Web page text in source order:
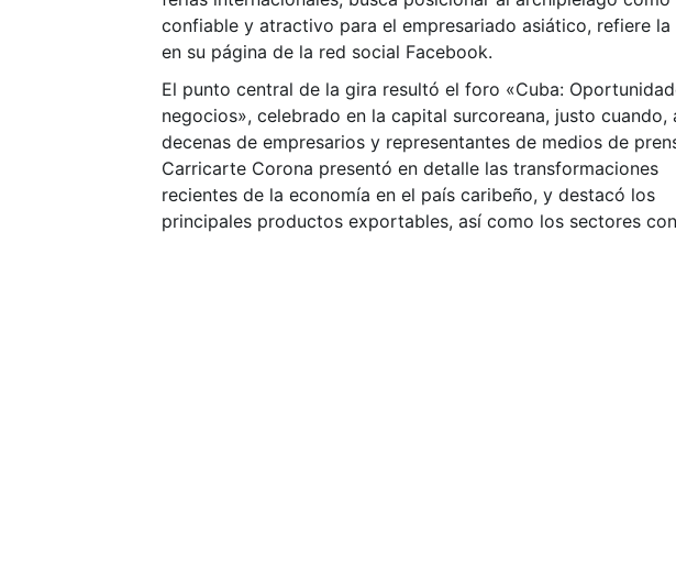
confiable y atractivo para el empresariado asiático, refiere la
en su página de la red social Facebook.
El punto central de la gira resultó el foro «Cuba:
negocios», celebrado en la capital surcoreana, justo cuando,
decenas de empresarios y representantes de medios de
Carricarte Corona presentó en detalle las transformaciones
recientes de la economía en el país caribeño, y destacó los
principales productos exportables, así como los sectores